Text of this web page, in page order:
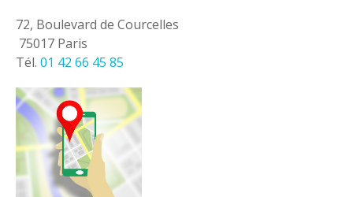
72, Boulevard de Courcelles
75017 Paris
Tél. 01 42 66 45 85